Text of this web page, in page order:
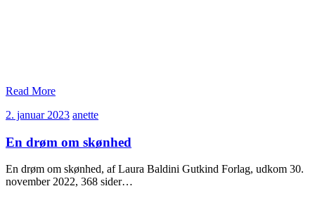
Read More
2. januar 20232.
2023
anetteanette
En drøm om skønhed
En drøm om skønhed, af Laura Baldini Gutkind Forlag, udkom 30.
november 2022, 368 sider…